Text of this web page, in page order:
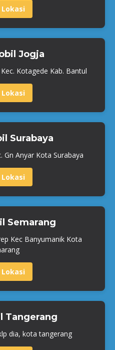
Jogja
Kotagede Kab. Bantul
Surabaya
Gn Anyar Kota Surabaya
Semarang
Kec Banyumanik Kota
Tangerang
dia, kota tangerang